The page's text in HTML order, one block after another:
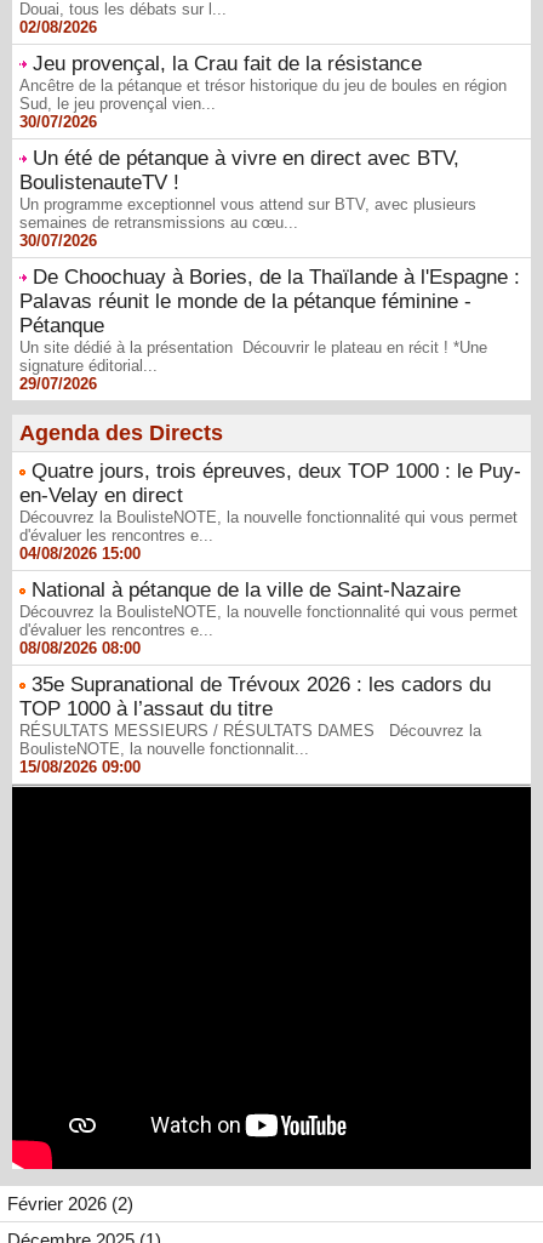
Février 2026 (2)
Douai, tous les débats sur l...
02/08/2026
Jeu provençal, la Crau fait de la résistance
Ancêtre de la pétanque et trésor historique du jeu de boules en région
Sud, le jeu provençal vien...
30/07/2026
Un été de pétanque à vivre en direct avec BTV,
BoulistenauteTV !
Un programme exceptionnel vous attend sur BTV, avec plusieurs
semaines de retransmissions au cœu...
30/07/2026
De Choochuay à Bories, de la Thaïlande à l'Espagne :
Palavas réunit le monde de la pétanque féminine -
Pétanque
Un site dédié à la présentation Découvrir le plateau en récit ! *Une
signature éditorial...
29/07/2026
Agenda des Directs
Quatre jours, trois épreuves, deux TOP 1000 : le Puy-
en-Velay en direct
Découvrez la BoulisteNOTE, la nouvelle fonctionnalité qui vous permet
d'évaluer les rencontres e...
04/08/2026 15:00
National à pétanque de la ville de Saint-Nazaire
Découvrez la BoulisteNOTE, la nouvelle fonctionnalité qui vous permet
d'évaluer les rencontres e...
08/08/2026 08:00
35e Supranational de Trévoux 2026 : les cadors du
TOP 1000 à l’assaut du titre
RÉSULTATS MESSIEURS / RÉSULTATS DAMES Découvrez la
BoulisteNOTE, la nouvelle fonctionnalit...
15/08/2026 09:00